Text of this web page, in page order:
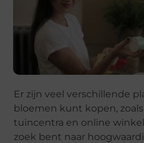
Er zijn veel verschillende
bloemen kunt kopen,
tuincentra en online
zoek bent naar